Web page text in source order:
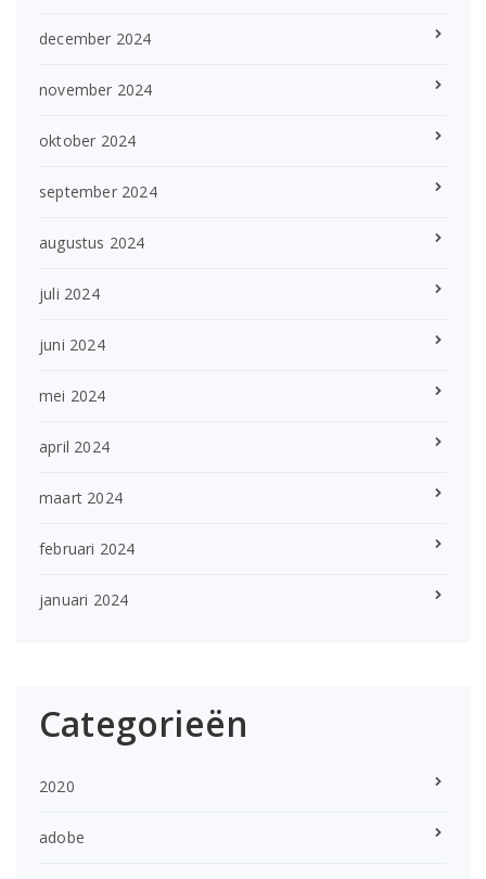
december 2024
november 2024
oktober 2024
september 2024
augustus 2024
juli 2024
juni 2024
mei 2024
april 2024
maart 2024
februari 2024
januari 2024
Categorieën
2020
adobe